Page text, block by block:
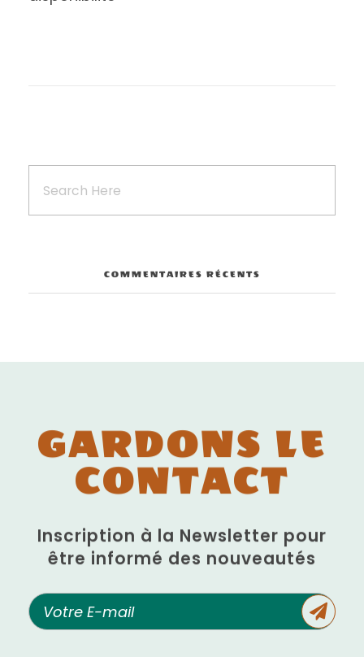
COMMENTAIRES RÉCENTS
GARDONS LE
CONTACT
Inscription à la Newsletter pour
être informé des nouveautés